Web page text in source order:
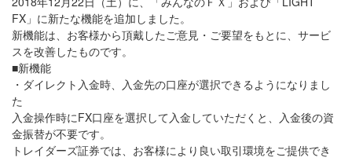
FX」に新たな機能を追加しました。
新機能は、お客様から頂戴したご意見・ご要望をもとに、サービ
スを改善したものです。
■新機能
・ダイレクト入金時、入金先の口座が選択できるようになりまし
た
入金操作時にFX口座を選択して入金していただくと、入金後の資
金振替が不要です。
トレイダーズ証券では、お客様により良い取引環境をご提供でき